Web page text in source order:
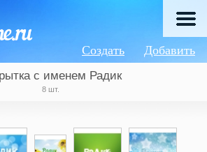
Добавить
Создать
с именем Радик
8 шт.